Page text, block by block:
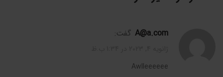
A@a.com گفت:
Awlleeeeee